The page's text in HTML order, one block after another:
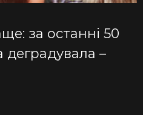
за останні 50
деградувала –